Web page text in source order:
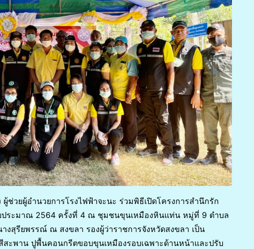
ช่วยผู้อำนวยการโรงไฟฟ้าจะนะ ร่วมพิธีเปิดโครงการสำนึกรัก
ประมาณ 2564 ครั้งที่ 4 ณ ชุมชนขุนเหมืองหินแท่น หมู่ที่ 9 ตำบล
งสุรียพรรณ์ ณ สงขลา​ รองผู้ว่าราชการจังหวัดสงขลา เป็น
สะพาน ปูพื้นคอนกรีตขอบขุนเหมืองรอบเฉพาะด้านหน้าและปรับ